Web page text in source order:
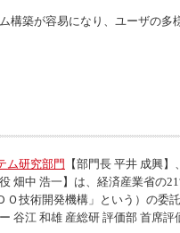
築が容易になり、ユーザの
ム研究部門 【部門長 平井 成興
畑中 浩一】は、経済産業省の
技術開発機構」という）の委
江 和雄 産総研 評価部 首席評